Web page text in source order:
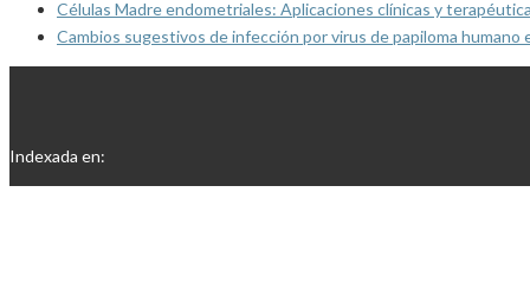
Células Madre endometriales: Aplicaciones clínicas y
Cambios sugestivos de infección por virus de papiloma
Indexada en: